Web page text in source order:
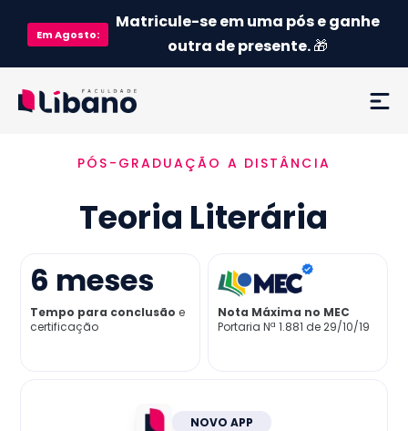
EmAgosto:
Matricule-se em uma pós e ganhe
outra de presente.🎁
Ementa
Como funciona
Credenciamento MEC
Preço
PÓS-GRADUAÇÃO A DISTÂNCIA
Teoria Literária
6 meses
Tempo para conclusão e
certificação
Nota Máxima no MEC
Portaria Nª 1.881 de 29/10/19
NOVO APP